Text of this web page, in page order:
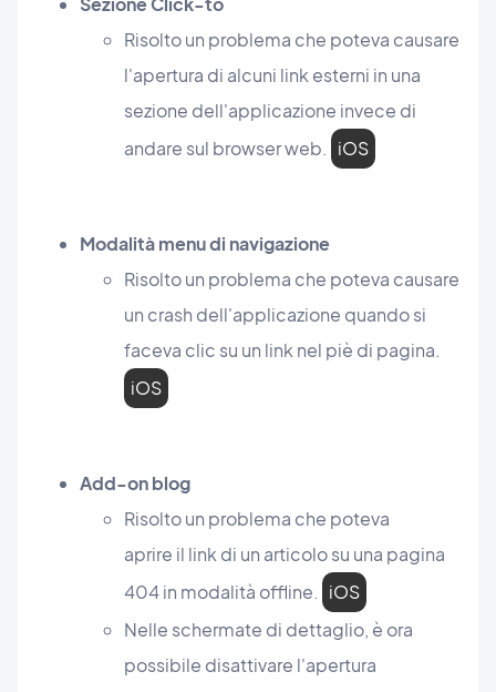
Risolto un problema che poteva causare
l'apertura di alcuni link esterni in una
sezione dell'applicazione invece di
andare sul browser web. iOS
Modalità menu di navigazione
Risolto un problema che poteva causare
un crash dell'applicazione quando si
faceva clic su un link nel piè di pagina.
iOS
Add-on blog
Risolto un problema che poteva
aprire il link di un articolo su una pagina
404 in modalità offline. iOS
Nelle schermate di dettaglio, è ora
possibile disattivare l'apertura